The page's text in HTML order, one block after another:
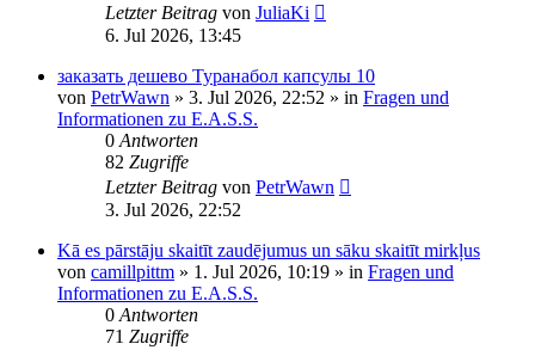
Letzter Beitrag von JuliaKi
6. Jul 2026, 13:45
заказать дешево Туранабол капсулы 10
von PetrWawn » 3. Jul 2026, 22:52 » in Fragen und
Informationen zu E.A.S.S.
0Antworten
82 Zugriffe
Letzter Beitrag von PetrWawn
3. Jul 2026, 22:52
Kā es pārstāju skaitīt zaudējumus un sāku skaitīt mirkļus
von camillpittm » 1. Jul 2026, 10:19 » in Fragen und
Informationen zu E.A.S.S.
0Antworten
71 Zugriffe